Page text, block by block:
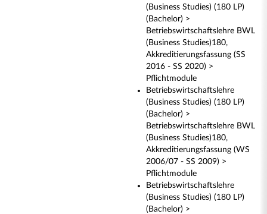
(Business Studies) (180 LP)
(Bachelor) >
Betriebswirtschaftslehre BWL
(Business Studies)180,
Akkreditierungsfassung (SS
2016 - SS 2020) >
Pflichtmodule
Betriebswirtschaftslehre
(Business Studies) (180 LP)
(Bachelor) >
Betriebswirtschaftslehre BWL
(Business Studies)180,
Akkreditierungsfassung (WS
2006/07 - SS 2009) >
Pflichtmodule
Betriebswirtschaftslehre
(Business Studies) (180 LP)
(Bachelor) >